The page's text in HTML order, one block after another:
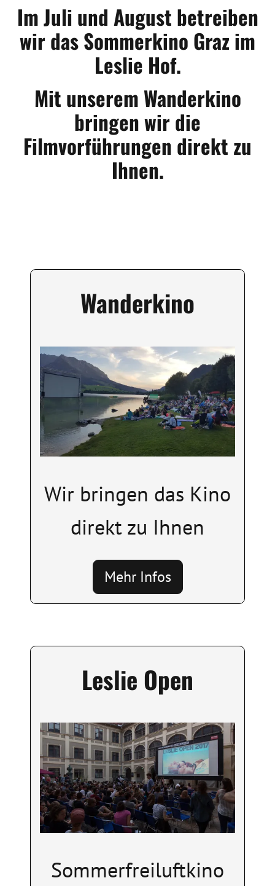
Im Juli und August betreiben
wir das Sommerkino Graz im
Leslie Hof.
Mit unserem Wanderkino
bringen wir die
Filmvorführungen direkt zu
Ihnen.
Wanderkino
Image
Wir bringen das Kino
direkt zu Ihnen
Mehr Infos
Leslie Open
Image
Sommerfreiluftkino